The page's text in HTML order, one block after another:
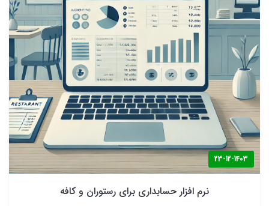
23-12-1403
نرم‌ افزار حسابداری برای رستوران و کافه